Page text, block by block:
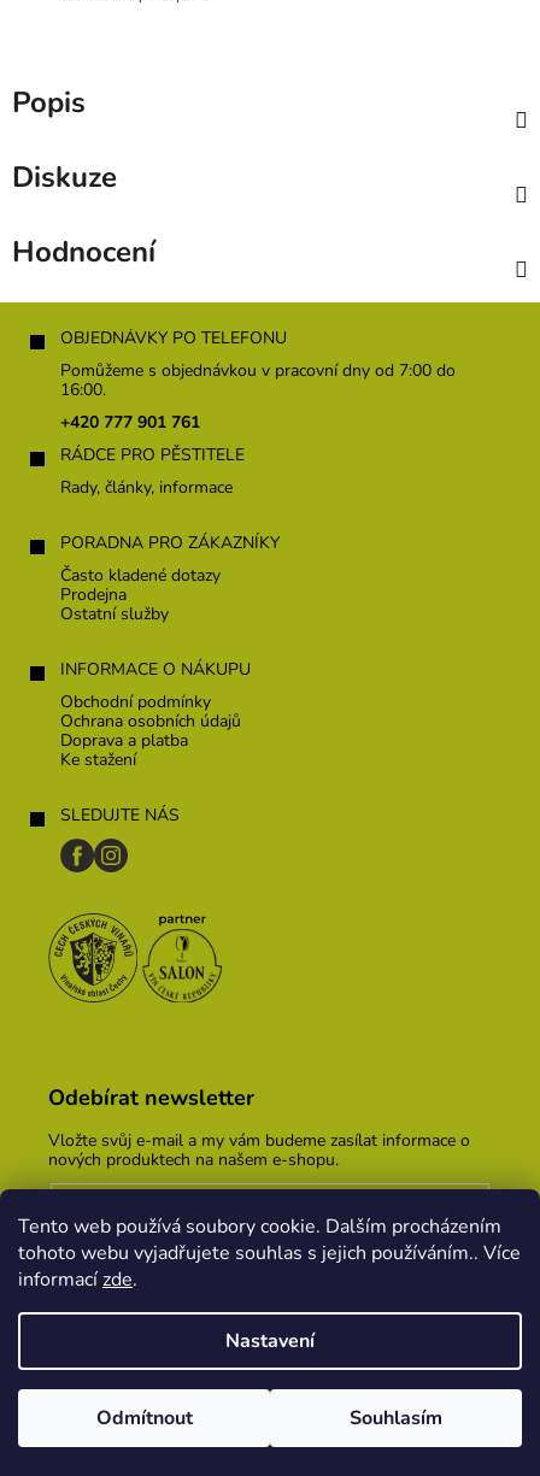
Tento web používá soubory cookie. Dalším procházením
tohoto webu vyjadřujete souhlas s jejich používáním.. Více
informacízde.
Nastavení
Odmítnout Souhlasím
Popis
Diskuze
Hodnocení
OBJEDNÁVKY PO TELEFONU
Pomůžeme s objednávkou v pracovní dny od 7:00 do
16:00.
+420 777 901 761
RÁDCE PRO PĚSTITELE
Rady, články, informace
PORADNA PRO ZÁKAZNÍKY
Často kladené dotazy
Prodejna
Ostatní služby
INFORMACE O NÁKUPU
Obchodní podmínky
Ochrana osobních údajů
Doprava a platba
Ke stažení
SLEDUJTE NÁS
Odebírat newsletter
Vložte svůj e-mail a my vám budeme zasílat informace o
nových produktech na našem e-shopu.
Vložením e-mailu souhlasíte spodmínkami ochrany
osobních údajů
PŘIHLÁSIT SE
Vytvořil Shoptet
PekneWeby
práva vyhrazena.